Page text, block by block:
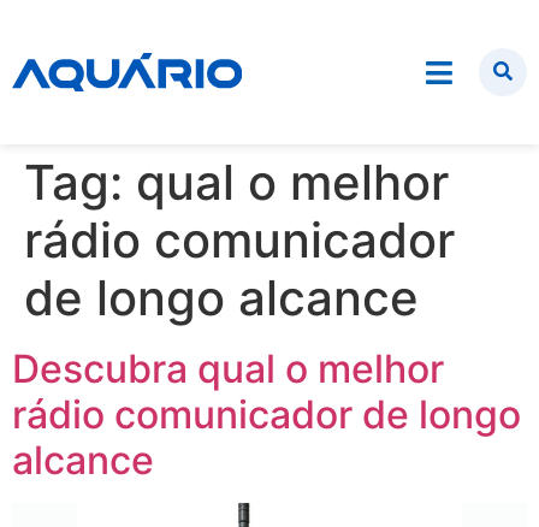
Tag: qual o melhor
rádio comunicador
de longo alcance
Descubra qual o melhor
rádio comunicador de longo
alcance